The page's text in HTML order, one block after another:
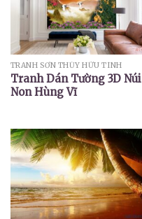
TRANH SƠN THỦY HỮU TÌNH
Tranh Dán Tường 3D Núi
Non Hùng Vĩ